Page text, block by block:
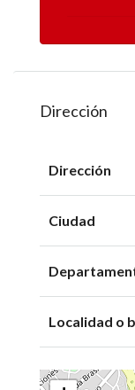
Dirección
Dirección
Ciudad
Localidad o